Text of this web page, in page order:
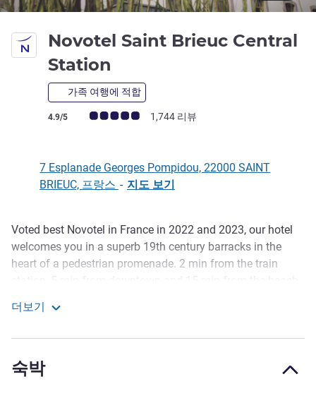
Novotel Saint Brieuc Central
Station
가족 여행에 적합
고객 평점 (ALL 평가)
4.9/5 1,744 리뷰
7 Esplanade Georges Pompidou, 22000 SAINT
BRIEUC, 프랑스 - 지도 보기
호텔설명
Voted best Novotel in France in 2022 and 2023, our hotel
welcomes you in a superb 19th century barracks in the
heart of a pedestrian promenade. 2 min from the train
Granite Coast to Ile-de-Brehat, Cap Frehel and Pleneuf-Val-
Our L'Amiral restaurant and its bar offer a great space for
더보기
숙박